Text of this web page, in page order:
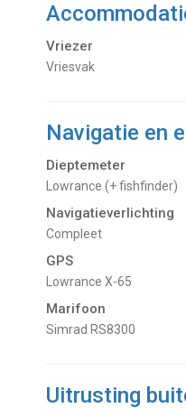
Vriezer
Vriesvak
Navigatie en
Dieptemeter
Lowrance (+ fishfinder)
Navigatieverlichting
Compleet
GPS
Lowrance X-65
Marifoon
Simrad RS8300
Uitrusting